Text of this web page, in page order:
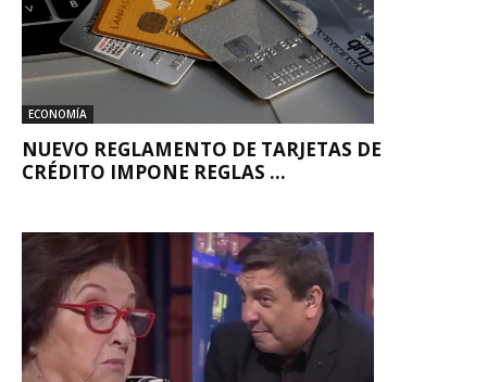
ECONOMÍA
NUEVO REGLAMENTO DE TARJETAS DE
CRÉDITO IMPONE REGLAS ...